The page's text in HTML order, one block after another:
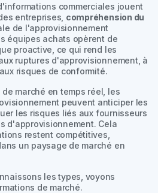
commerciales jouent
entreprises, compréhension du
de l'approvisionnement
équipes achats opèrent de
proactive, ce qui rend les
ruptures d'approvisionnement, à
risques de conformité.
marché en temps réel, les
peuvent anticiper les
les risques liés aux fournisseurs
d'approvisionnement. Cela
restent compétitives,
un paysage de marché en
les types, voyons
de marché.